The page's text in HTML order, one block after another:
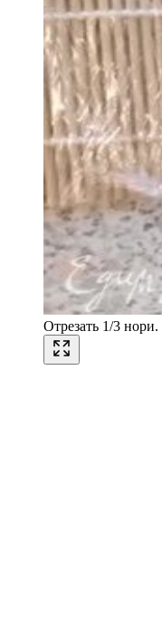
Отрезать 1/3 нори.